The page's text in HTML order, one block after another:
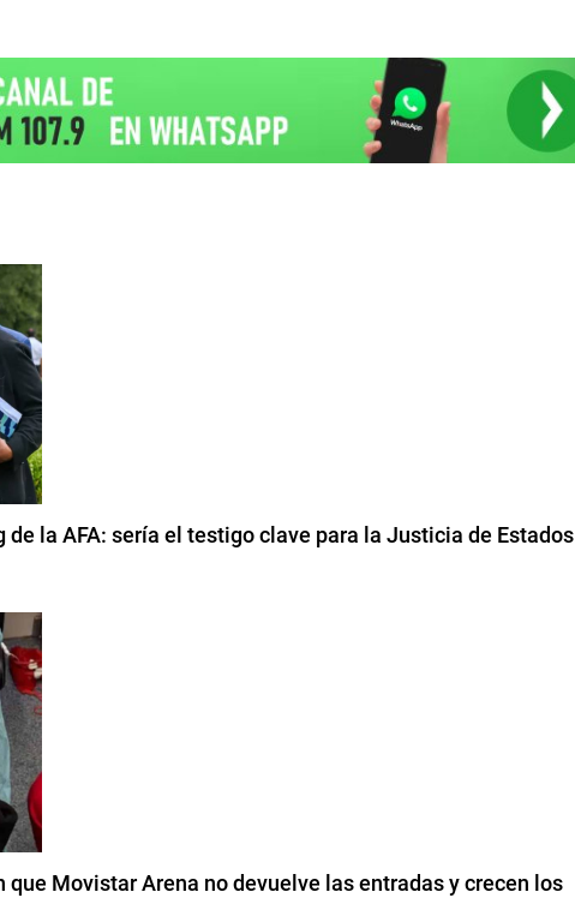
la AFA: sería el testigo clave para la Justicia de Estados
que Movistar Arena no devuelve las entradas y crecen los